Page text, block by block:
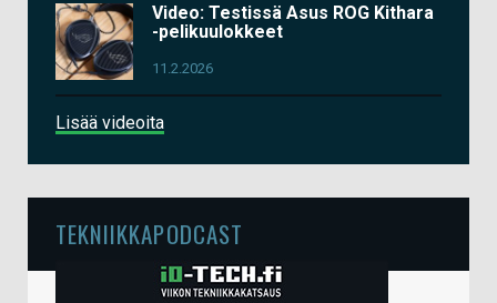
Video: Testissä Asus ROG Kithara
-pelikuulokkeet
11.2.2026
Lisää videoita
TEKNIIKKAPODCAST